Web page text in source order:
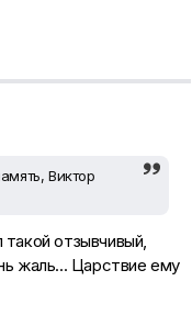
Виктор
отзывчивый,
жаль... Царствие ему